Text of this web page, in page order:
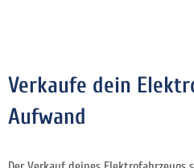
Verkaufe dein
Aufwand